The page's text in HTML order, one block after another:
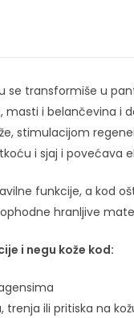
transformiše u
i belančevina i
stimulacijom
i sjaj i povećava
funkcije, a kod
hranljive
i negu kože kod:
ili pritiska na